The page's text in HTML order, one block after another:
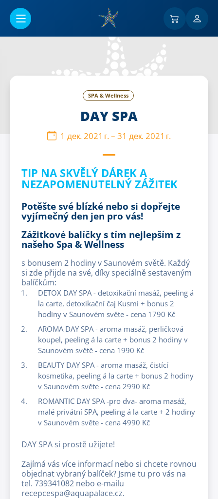
SPA & Wellness
DAY SPA
1 дек. 2021 г.– 31 дек. 2021 г.
TIP NA SKVĚLÝ DÁREK A
NEZAPOMENUTELNÝ ZÁŽITEK
Potěšte své blízké nebo si dopřejte
vyjímečný den jen pro vás!
Zážitkové balíčky s tím nejlepším z
našeho Spa & Wellness
s bonusem 2 hodiny v Saunovém světě. Každý
si zde přijde na své, díky speciálně sestaveným
balíčkům:
DETOX DAY SPA - detoxikační masáž, peeling á
la carte, detoxikační čaj Kusmi + bonus 2
hodiny v Saunovém světe - cena 1790 Kč
AROMA DAY SPA - aroma masáž, perličková
koupel, peeling á la carte + bonus 2 hodiny v
Saunovém světě - cena 1990 Kč
BEAUTY DAY SPA - aroma masáž, čistící
kosmetika, peeling á la carte + bonus 2 hodiny
v Saunovém světe - cena 2990 Kč
ROMANTIC DAY SPA -pro dva- aroma masáž,
malé privátní SPA, peeling á la carte + 2 hodiny
v Saunovém světe - cena 4990 Kč
DAY SPA si prostě užijete!
Zajímá vás více informací nebo si chcete rovnou
objednat vybraný balíček? Jsme tu pro vás na
tel. 739341082 nebo e-mailu
recepcespa@aquapalace.cz.